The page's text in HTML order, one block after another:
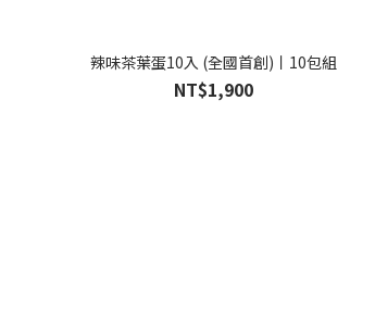
辣味茶葉蛋10入 (全國首創)丨10包組
NT$1,900